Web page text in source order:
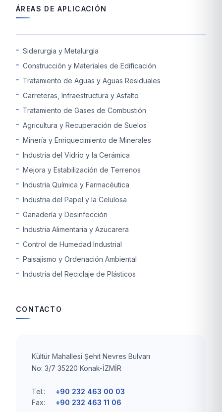
ÁREAS DE APLICACIÓN
Siderurgia y Metalurgia
Construcción y Materiales de Edificación
Tratamiento de Aguas y Aguas Residuales
Carreteras, Infraestructura y Asfalto
Tratamiento de Gases de Combustión
Agricultura y Recuperación de Suelos
Minería y Enriquecimiento de Minerales
Industria del Vidrio y la Cerámica
Mejora y Estabilización de Terrenos
Industria Química y Farmacéutica
Industria del Papel y la Celulosa
Ganadería y Desinfección
Industria Alimentaria y Azucarera
Control de Humedad Industrial
Paisajismo y Ordenación Ambiental
Industria del Reciclaje de Plásticos
CONTACTO
Kültür Mahallesi Şehit Nevres Bulvarı
No: 3/7 35220 Konak-İZMİR
Tel.:
+90 232 463 00 03
Fax:
+90 232 463 11 06